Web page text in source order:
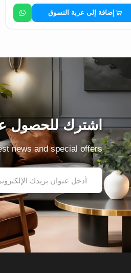
إضافة إلى عربة التسوق
اشترك للحصول
news and special offers